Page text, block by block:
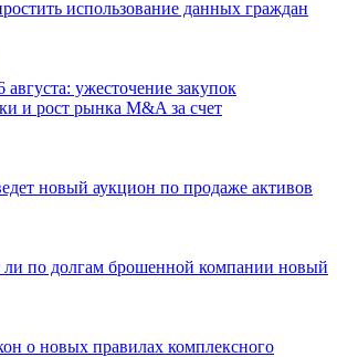
использование данных граждан
августа: ужесточение закупок
и рост рынка M&A за счет
новый аукцион по продаже активов
ли по долгам брошенной компании новый
о новых правилах комплексного